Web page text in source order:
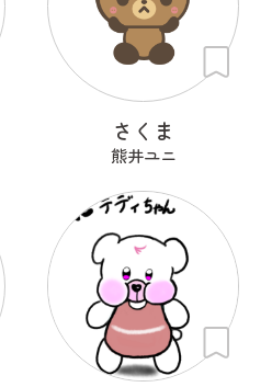
さくま
熊井ユニ